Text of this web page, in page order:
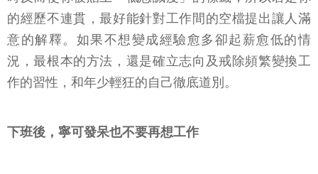
的經歷不連貫，最好能針對工作間的空檔提出讓人滿
意的解釋。如果不想變成經驗愈多卻起薪愈低的情
況，最根本的方法，還是確立志向及戒除頻繁變換工
作的習性，和年少輕狂的自己徹底道別。
下班後，寧可發呆也不要再想工作